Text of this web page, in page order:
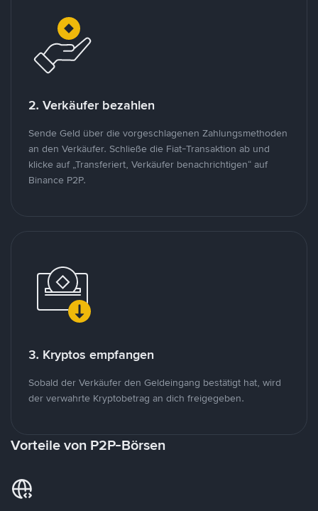
2. Verkäufer bezahlen
Sende Geld über die vorgeschlagenen Zahlungsmethoden
an den Verkäufer. Schließe die Fiat-Transaktion ab und
klicke auf „Transferiert, Verkäufer benachrichtigen“ auf
Binance P2P.
3. Kryptos empfangen
Sobald der Verkäufer den Geldeingang bestätigt hat, wird
der verwahrte Kryptobetrag an dich freigegeben.
Vorteile von P2P-Börsen